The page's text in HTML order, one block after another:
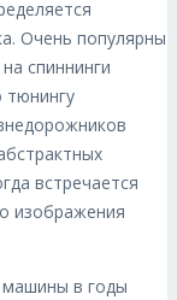
Очень популярны
спиннинги
встречается
изображения
в годы